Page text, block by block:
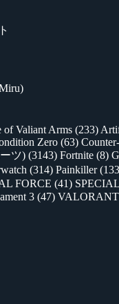
of Valiant Arms (233)
Zero (63)
ツ) (3143) Fortnite (8)
(314) Painkiller
FORCE (41)
3 (47) VALORANT